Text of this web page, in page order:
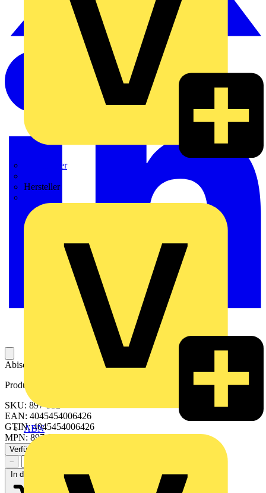
Weidmüller
Hersteller
ABN
Abisoliermesser; für Flachkabel 5 x 16 mm²
Produktkennzeichen
SKU: 897-952
EAN: 4045454006426
GTIN: 4045454006426
MPN: 897-952
Verfügbar: 1 Händler
−
In den Warenkorb